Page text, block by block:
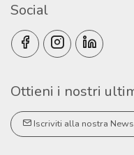
Social
Ottieni i nostri
Iscriviti alla nostra